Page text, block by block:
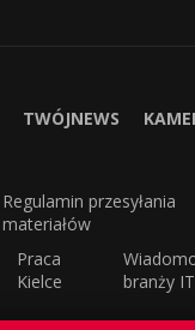
TWÓJNEWS
Regulamin przesyłania
materiałów
Praca
Kielce
branży IT